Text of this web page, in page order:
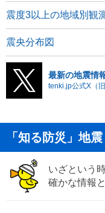
震度3以上の地域別観
震央分布図
最新の地震情
tenki.jp公式X（
「知る防災」地震
いざという
確かな情報